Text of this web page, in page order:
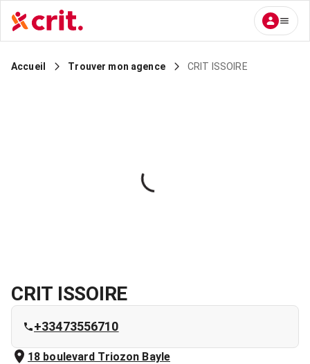
Accueil Trouver mon agence CRIT ISSOIRE
CRIT ISSOIRE
+33473556710
18 boulevard Triozon Bayle